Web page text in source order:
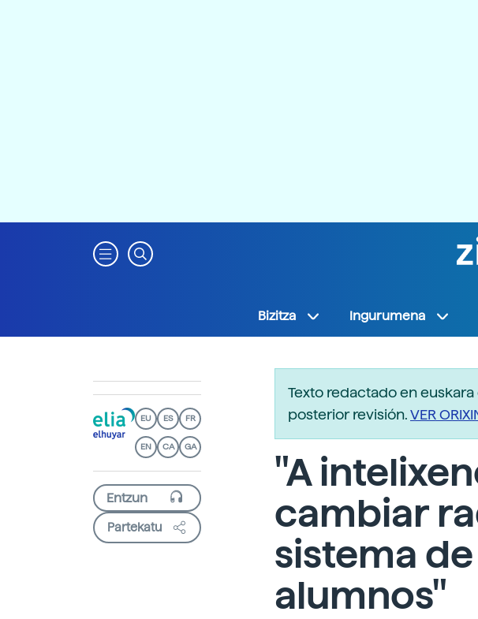
Bizitza Ingurumena
EU ES FR
EN CA GA
Partekatu
Texto redactado en
posterior revisión.VER
"A
cambiar
sistema
alumnos"